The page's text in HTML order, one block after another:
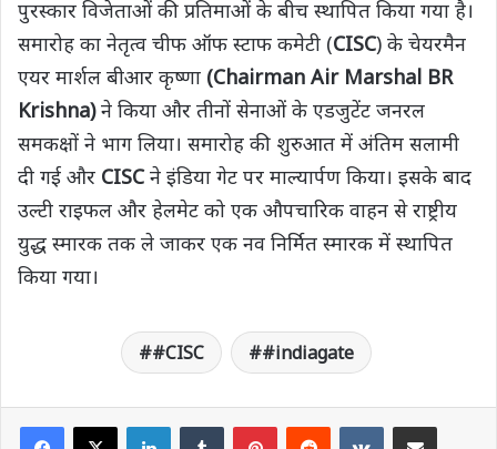
पुरस्कार विजेताओं की प्रतिमाओं के बीच स्थापित किया गया है।
समारोह का नेतृत्व चीफ ऑफ स्टाफ कमेटी (CISC) के चेयरमैन
एयर मार्शल बीआर कृष्णा (Chairman Air Marshal BR
Krishna)ने किया और तीनों सेनाओं के एडजुटेंट जनरल
समकक्षों ने भाग लिया। समारोह की शुरुआत में अंतिम सलामी
दी गई और CISCने इंडिया गेट पर माल्यार्पण किया। इसके बाद
उल्टी राइफल और हेलमेट को एक औपचारिक वाहन से राष्ट्रीय
युद्ध स्मारक तक ले जाकर एक नव निर्मित स्मारक में स्थापित
किया गया।
#CISC #indiagate
LinkedIn VKontakte